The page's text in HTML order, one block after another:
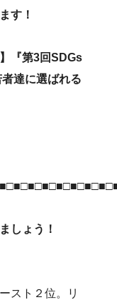
す！
『第3回SDGs
達に選ばれる
しょう！
スト２位。リ